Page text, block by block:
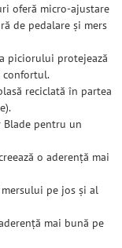
oferă micro-ajustare
de pedalare și mers
piciorului protejează
confortul.
reciclată în partea
Blade pentru un
o aderență mai
pe jos și al
mai bună pe